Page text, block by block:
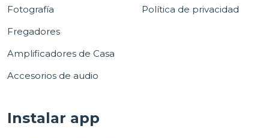
Fotografía
Fregadores
Amplificadores de Casa
Accesorios de audio
Política de privacidad
Instalar app